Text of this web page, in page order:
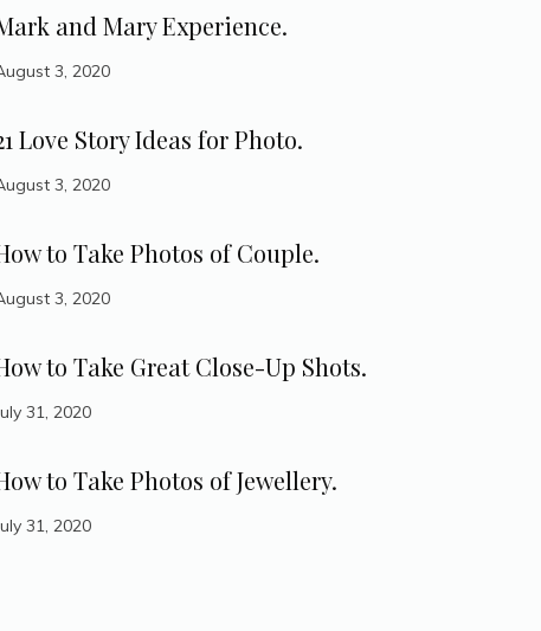
and Mary Experience.
3, 2020
Love Story Ideas for Photo.
3, 2020
to Take Photos of Couple.
3, 2020
to Take Great Close-Up Shots.
31, 2020
to Take Photos of Jewellery.
31, 2020